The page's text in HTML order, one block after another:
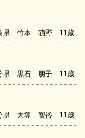
県 竹本 萌野 11歳
県 黒石 朋子 11歳
県 大塚 智裕 11歳